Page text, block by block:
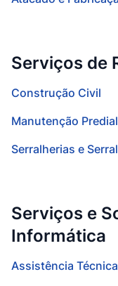
Serviços de
Construção Civil
Manutenção
Serralherias e
Serviços e
Informática
Assistência